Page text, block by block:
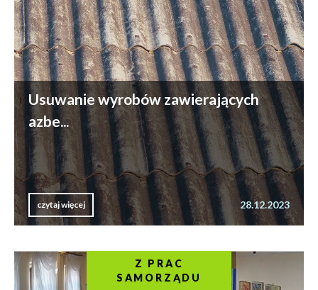
Usuwanie wyrobów zawierających
azbe...
czytaj więcej 28.12.2023
Z PRAC
SAMORZĄDU